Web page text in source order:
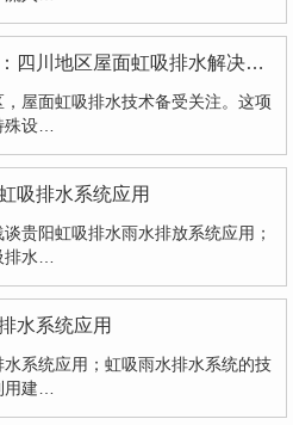
实例分析：四川地区屋面虹吸排水解决方案
屋面虹吸排水技术备受关注。这项
设…
吸排水系统应用
贵阳虹吸排水雨水排放系统应用；
水…
水系统应用
水系统应用；虹吸雨水排水系统的技
建…